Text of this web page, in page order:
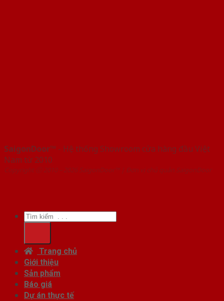
SaigonDoor™ - Hệ thống Showroom cửa hàng đầu Việt
Nam từ 2010
Copyright ⓒ 2010 – 2026 SaigonDoor™ | Đơn vị chủ quản SaigonDoor
Tìm
kiếm:
Trang chủ
Giới thiệu
Sản phẩm
Báo giá
Dự án thực tế